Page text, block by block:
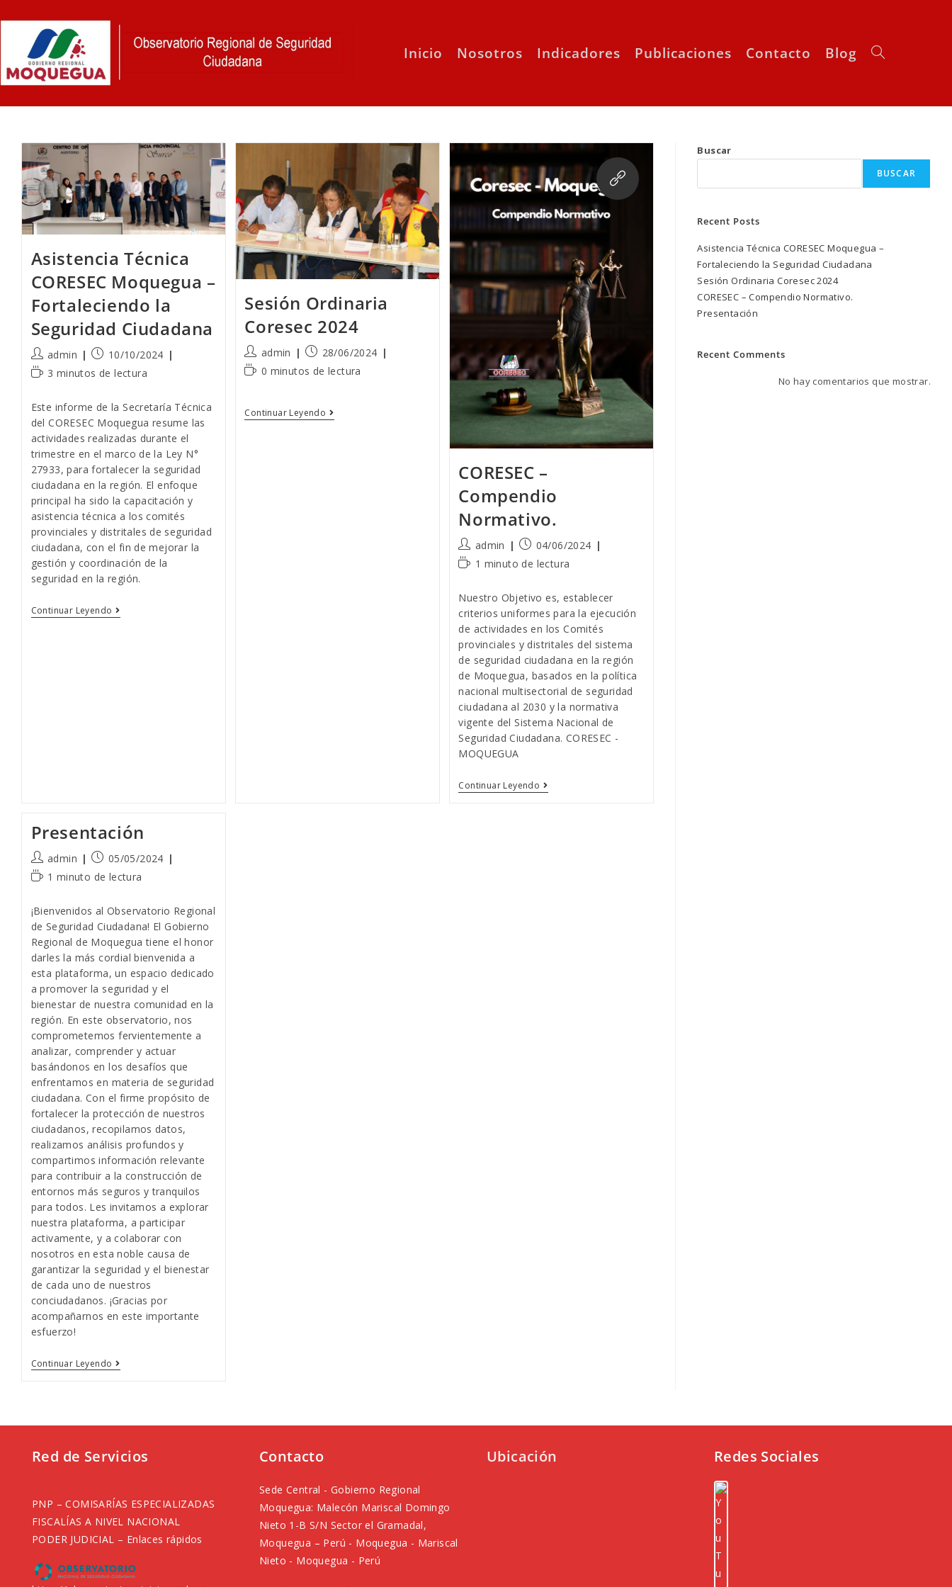
al
contenido
Inicio Nosotros Indicadores Publicaciones Contacto Blog Alternar
búsqueda
Asistencia Técnica
CORESEC Moquegua –
Fortaleciendo la
Seguridad Ciudadana
Autor
de
admin
Publicación
de
10/10/2024
Tiempo
lectura:
3 minutos de lectura
Este informe de la Secretaría Técnica
del CORESEC Moquegua resume las
actividades realizadas durante el
trimestre en el marco de la Ley N°
27933, para fortalecer la seguridad
ciudadana en la región. El enfoque
principal ha sido la capacitación y
asistencia técnica a los comités
provinciales y distritales de seguridad
ciudadana, con el fin de mejorar la
gestión y coordinación de la
seguridad en la región.
Continuar Leyendo Asistencia
Técnica
Sesión Ordinaria
Coresec 2024
Autor
de
admin
Publicación
de
28/06/2024
Tiempo0 minutos de lectura
Continuar Leyendo Sesión
Ordinaria
CORESEC –
Compendio
Normativo.
Autor
de
admin
Publicación
de
04/06/2024
Tiempo
lectura:
1 minuto de lectura
Nuestro Objetivo es, establecer
criterios uniformes para la ejecución
de actividades en los Comités
provinciales y distritales del sistema
de seguridad ciudadana en la región
de Moquegua, basados en la política
nacional multisectorial de seguridad
ciudadana al 2030 y la normativa
vigente del Sistema Nacional de
Seguridad Ciudadana. CORESEC -
MOQUEGUA
Continuar Leyendo CORESEC
–
Presentación
Autor
de
admin
Publicación
de
05/05/2024
Tiempo
lectura:
1 minuto de lectura
¡Bienvenidos al Observatorio Regional
de Seguridad Ciudadana! El Gobierno
Regional de Moquegua tiene el honor
darles la más cordial bienvenida a
esta plataforma, un espacio dedicado
a promover la seguridad y el
bienestar de nuestra comunidad en la
región. En este observatorio, nos
comprometemos fervientemente a
analizar, comprender y actuar
basándonos en los desafíos que
enfrentamos en materia de seguridad
ciudadana. Con el firme propósito de
fortalecer la protección de nuestros
ciudadanos, recopilamos datos,
realizamos análisis profundos y
compartimos información relevante
para contribuir a la construcción de
entornos más seguros y tranquilos
para todos. Les invitamos a explorar
nuestra plataforma, a participar
activamente, y a colaborar con
nosotros en esta noble causa de
garantizar la seguridad y el bienestar
de cada uno de nuestros
conciudadanos. ¡Gracias por
acompañarnos en este importante
esfuerzo!
Continuar Leyendo Presentación
Buscar
BUSCAR
Recent Posts
Asistencia Técnica CORESEC Moquegua –
Fortaleciendo la Seguridad Ciudadana
Sesión Ordinaria Coresec 2024
CORESEC – Compendio Normativo.
Presentación
Recent Comments
No hay comentarios que mostrar.
Red de Servicios
PNP – COMISARÍAS ESPECIALIZADAS
FISCALÍAS A NIVEL NACIONAL
PODER JUDICIAL – Enlaces rápidos
Contacto
Sede Central - Gobierno Regional
Moquegua: Malecón Mariscal Domingo
Nieto 1-B S/N Sector el Gramadal,
Moquegua – Perú - Moquegua - Mariscal
Nieto - Moquegua - Perú
Ubicación Redes Sociales